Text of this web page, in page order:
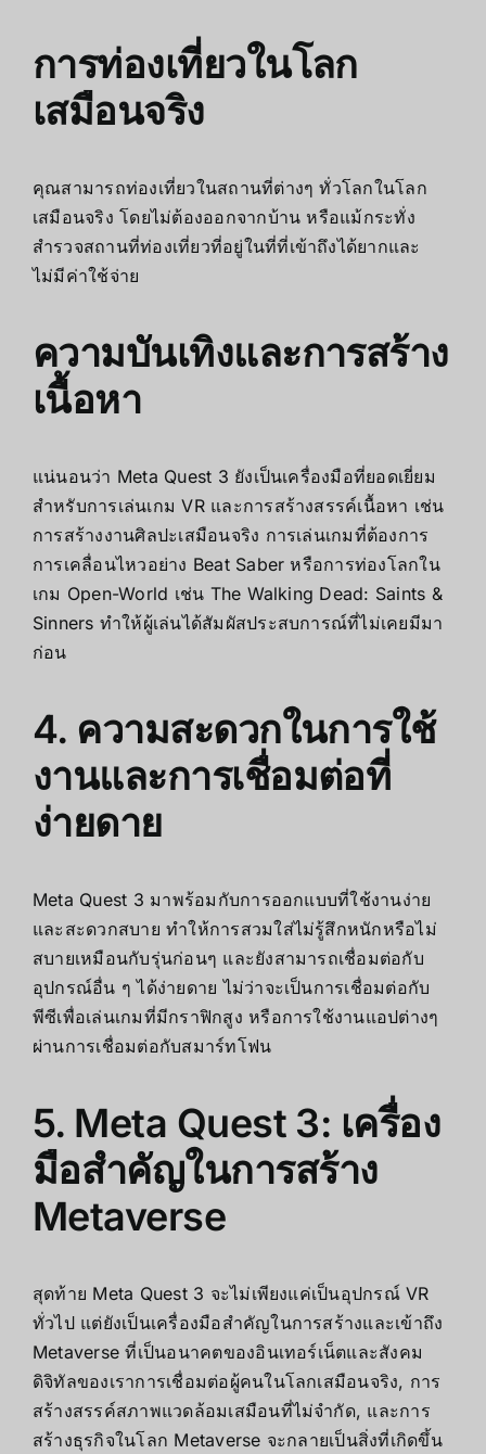
การท่องเที่ยวในโลก
เสมือนจริง
คุณสามารถท่องเที่ยวในสถานที่ต่างๆ ทั่วโลกในโลก
เสมือนจริง โดยไม่ต้องออกจากบ้าน หรือแม้กระทั่ง
สำรวจสถานที่ท่องเที่ยวที่อยู่ในที่ที่เข้าถึงได้ยากและ
ไม่มีค่าใช้จ่าย
ความบันเทิงและการสร้าง
เนื้อหา
แน่นอนว่า Meta Quest 3 ยังเป็นเครื่องมือที่ยอดเยี่ยม
สำหรับการเล่นเกม VR และการสร้างสรรค์เนื้อหา เช่น
การสร้างงานศิลปะเสมือนจริง การเล่นเกมที่ต้องการ
การเคลื่อนไหวอย่าง Beat Saber หรือการท่องโลกใน
เกม Open-World เช่น The Walking Dead: Saints &
Sinners ทำให้ผู้เล่นได้สัมผัสประสบการณ์ที่ไม่เคยมีมา
ก่อน
4. ความสะดวกในการใช้
งานและการเชื่อมต่อที่
ง่ายดาย
Meta Quest 3 มาพร้อมกับการออกแบบที่ใช้งานง่าย
และสะดวกสบาย ทำให้การสวมใส่ไม่รู้สึกหนักหรือไม่
สบายเหมือนกับรุ่นก่อนๆ และยังสามารถเชื่อมต่อกับ
อุปกรณ์อื่น ๆ ได้ง่ายดาย ไม่ว่าจะเป็นการเชื่อมต่อกับ
พีซีเพื่อเล่นเกมที่มีกราฟิกสูง หรือการใช้งานแอปต่างๆ
ผ่านการเชื่อมต่อกับสมาร์ทโฟน
5. Meta Quest 3: เครื่อง
มือสำคัญในการสร้าง
Metaverse
สุดท้าย Meta Quest 3 จะไม่เพียงแค่เป็นอุปกรณ์ VR
ทั่วไป แต่ยังเป็นเครื่องมือสำคัญในการสร้างและเข้าถึง
Metaverse ที่เป็นอนาคตของอินเทอร์เน็ตและสังคม
ดิจิทัลของเราการเชื่อมต่อผู้คนในโลกเสมือนจริง, การ
สร้างสรรค์สภาพแวดล้อมเสมือนที่ไม่จำกัด, และการ
สร้างธุรกิจในโลก Metaverse จะกลายเป็นสิ่งที่เกิดขึ้น